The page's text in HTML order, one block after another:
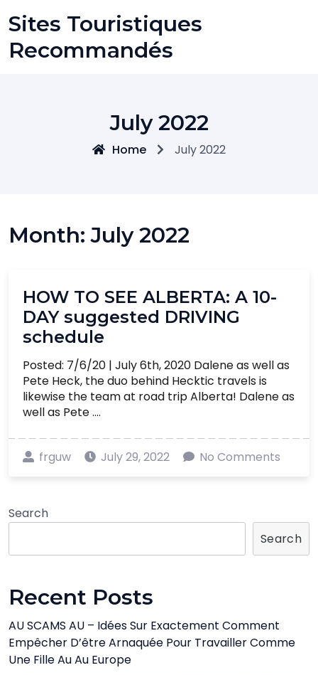
to
content
Sites Touristiques
Recommandés
July 2022
Home July 2022
Month:July 2022
HOW TO SEE ALBERTA: A 10-
DAY suggested DRIVING
schedule
Posted: 7/6/20 | July 6th, 2020 Dalene as well as
Pete Heck, the duo behind Hecktic travels is
likewise the team at road trip Alberta! Dalene as
well as Pete ....
frguw July 29, 2022 No Comments
Search
Search
Recent Posts
AU SCAMS AU – Idées Sur Exactement Comment
Empêcher D’être Arnaquée Pour Travailler Comme
Une Fille Au Au Europe